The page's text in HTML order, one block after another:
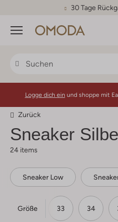
30 Tage
Menü
Logge dich ein und shoppe mit
Zurück
Sneaker
24 items
Sneaker Low
Größe
32 33 34